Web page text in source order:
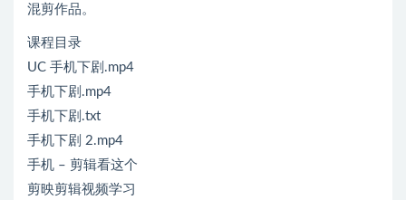
混剪作品。
课程目录
UC 手机下剧.mp4
手机下剧.mp4
手机下剧.txt
手机下剧 2.mp4
手机 – 剪辑看这个
剪映剪辑视频学习